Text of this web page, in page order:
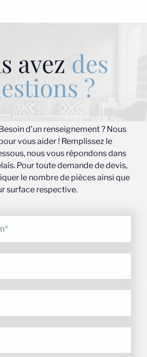
avez des
?
d’un renseignement ? Nous
vous aider ! Remplissez le
nous vous répondons dans
Pour toute demande de devis,
le nombre de pièces ainsi que
surface respective.